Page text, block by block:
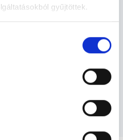
gyűjtöttek.
info/foglaljorvost-
KAPCSOLÓDÓ